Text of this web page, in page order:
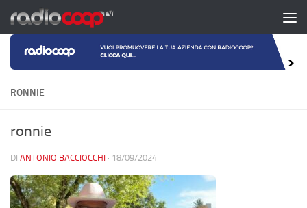
Salta al contenuto
RONNIE
ronnie
DI ANTONIO BACCIOCCHI · 18/09/2024